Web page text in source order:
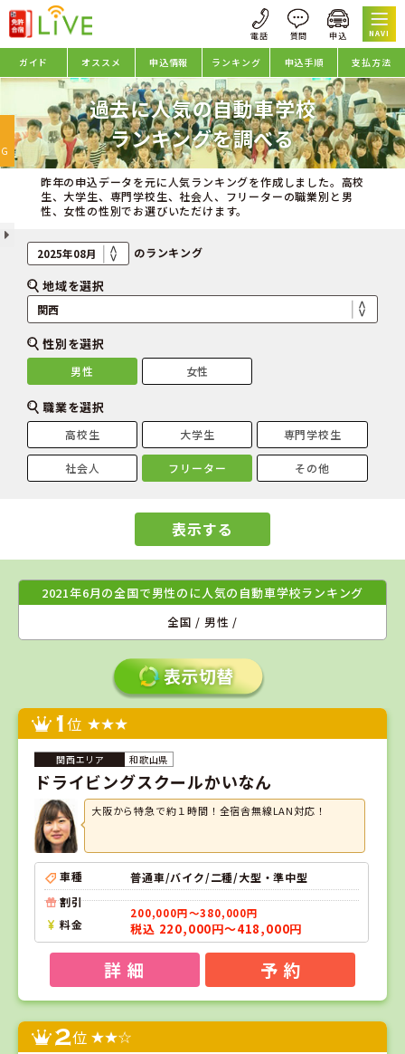
NAVI
ガイド オススメ 申込情報 ランキング 申込手順 支払方法
過去に人気の自動車学校
ランキングを調べる
昨年の申込データを元に人気ランキングを作成しました。高校
生、大学生、専門学校生、社会人、フリーターの職業別と男
性、女性の性別でお選びいただけます。
のランキング
地域を選択
性別を選択
男性 女性
職業を選択
高校生 大学生 専門学校生
社会人 フリーター その他
表示する
2021年6月の全国で男性のに人気の自動車学校ランキング
全国 / 男性 /
1位
和歌山県
ドライビングスクールかいなん
大阪から特急で約１時間！全宿舎無線LAN対応！
車種
普通車/バイク/二種/大型・準中型
割引
料金
200,000円～380,000円
税込 220,000円～418,000円
詳 細 予 約
2位